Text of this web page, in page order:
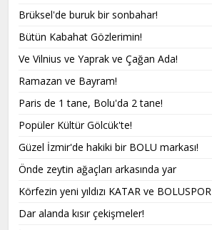
Brüksel'de buruk bir sonbahar!
Bütün Kabahat Gözlerimin!
Ve Vilnius ve Yaprak ve Çağan Ada!
Ramazan ve Bayram!
Paris de 1 tane, Bolu'da 2 tane!
Popüler Kültür Gölcük'te!
Güzel İzmir'de hakiki bir BOLU markası!
Önde zeytin ağaçları arkasında yar
Körfezin yeni yıldızı KATAR ve BOLUSPOR
Dar alanda kısır çekişmeler!